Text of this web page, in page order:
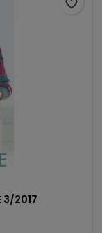
3/2017
favorite_border